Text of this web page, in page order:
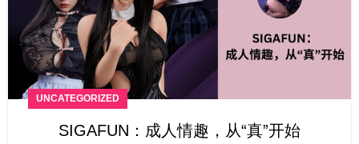
UNCATEGORIZED
SIGAFUN：成人情趣，从“真”开始